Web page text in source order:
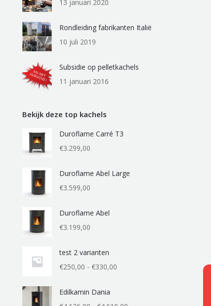
13 januari 2020
Rondleiding fabrikanten Italië
10 juli 2019
Subsidie op pelletkachels
11 januari 2016
Bekijk deze top kachels
Duroflame Carré T3
€3.299,00
Duroflame Abel Large
€3.599,00
Duroflame Abel
€3.199,00
test 2 varianten
€250,00 - €330,00Prijsklasse:
€330,00
Edilkamin Dania